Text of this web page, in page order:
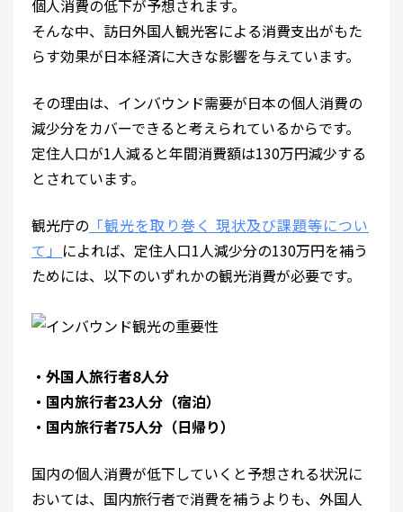
個人消費の低下が予想されます。
そんな中、訪日外国人観光客による消費支出がもた
らす効果が日本経済に大きな影響を与えています。
その理由は、インバウンド需要が日本の個人消費の
減少分をカバーできると考えられているからです。
定住人口が1人減ると年間消費額は130万円減少する
とされています。
観光庁の 「観光を取り巻く 現状及び課題等につい
て」 によれば、定住人口1人減少分の130万円を補う
ためには、以下のいずれかの観光消費が必要です。
・外国人旅行者8人分
・国内旅行者23人分（宿泊）
・国内旅行者75人分（日帰り）
国内の個人消費が低下していくと予想される状況に
おいては、国内旅行者で消費を補うよりも、外国人